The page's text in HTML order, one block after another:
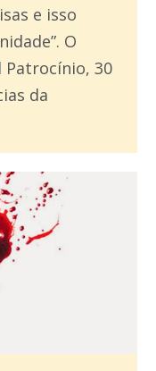
e isso
O
Patrocínio, 30
da